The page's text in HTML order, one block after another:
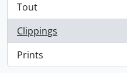
Tout
Clippings
, 1 résultats
Prints
, 1 résultats